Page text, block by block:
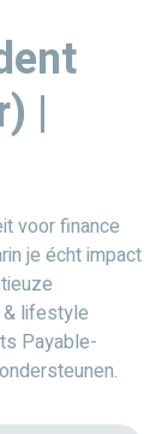
|
voor finance
je écht impact
& lifestyle
Payable-